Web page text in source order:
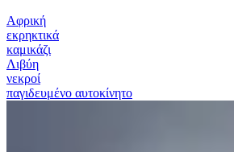
Αφρική
εκρηκτικά
καμικάζι
Λιβύη
νεκροί
παγιδευμένο αυτοκίνητο